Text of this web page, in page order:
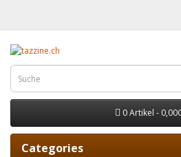
0 Artikel -
Categories